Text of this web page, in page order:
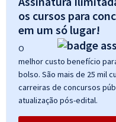
os cursos para
em um só lugar!
O
melhor custo benefício
bolso. São mais de 25 mil
carreiras de concursos
atualização pós-edital.